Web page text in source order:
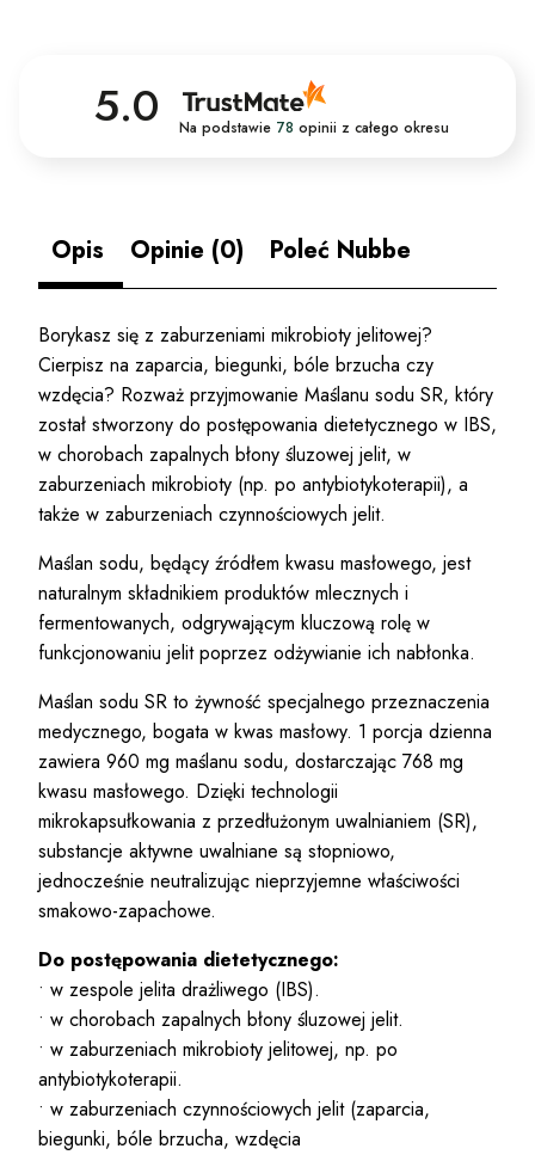
5.0 Na podstawie 78 opinii z całego okresu
Opis Opinie (0) Poleć Nubbe
Borykasz się z zaburzeniami mikrobioty jelitowej?
Cierpisz na zaparcia, biegunki, bóle brzucha czy
wzdęcia? Rozważ przyjmowanie Maślanu sodu SR, który
został stworzony do postępowania dietetycznego w IBS,
w chorobach zapalnych błony śluzowej jelit, w
zaburzeniach mikrobioty (np. po antybiotykoterapii), a
także w zaburzeniach czynnościowych jelit.
Maślan sodu, będący źródłem kwasu masłowego, jest
naturalnym składnikiem produktów mlecznych i
fermentowanych, odgrywającym kluczową rolę w
funkcjonowaniu jelit poprzez odżywianie ich nabłonka.
Maślan sodu SR to żywność specjalnego przeznaczenia
medycznego, bogata w kwas masłowy. 1 porcja dzienna
zawiera 960 mg maślanu sodu, dostarczając 768 mg
kwasu masłowego. Dzięki technologii
mikrokapsułkowania z przedłużonym uwalnianiem (SR),
substancje aktywne uwalniane są stopniowo,
jednocześnie neutralizując nieprzyjemne właściwości
smakowo-zapachowe.
Do postępowania dietetycznego:
• w zespole jelita drażliwego (IBS).
• w chorobach zapalnych błony śluzowej jelit.
• w zaburzeniach mikrobioty jelitowej, np. po
antybiotykoterapii.
• w zaburzeniach czynnościowych jelit (zaparcia,
biegunki, bóle brzucha, wzdęcia